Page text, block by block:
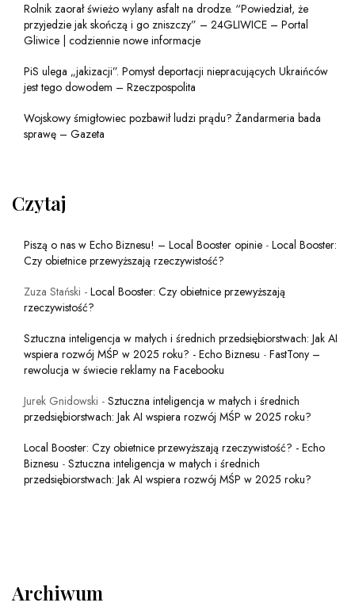
Rolnik zaorał świeżo wylany asfalt na drodze. “Powiedział, że
przyjedzie jak skończą i go zniszczy” – 24GLIWICE – Portal
Gliwice | codziennie nowe informacje
PiS ulega „jakizacji”. Pomysł deportacji niepracujących Ukraińców
jest tego dowodem – Rzeczpospolita
Wojskowy śmigłowiec pozbawił ludzi prądu? Żandarmeria bada
sprawę – Gazeta
Czytaj
Piszą o nas w Echo Biznesu! – Local Booster opinie - Local Booster:
Czy obietnice przewyższają rzeczywistość?
Zuza Stański - Local Booster: Czy obietnice przewyższają
rzeczywistość?
Sztuczna inteligencja w małych i średnich przedsiębiorstwach: Jak AI
wspiera rozwój MŚP w 2025 roku? - Echo Biznesu - FastTony –
rewolucja w świecie reklamy na Facebooku
Jurek Gnidowski - Sztuczna inteligencja w małych i średnich
przedsiębiorstwach: Jak AI wspiera rozwój MŚP w 2025 roku?
Local Booster: Czy obietnice przewyższają rzeczywistość? - Echo
Biznesu - Sztuczna inteligencja w małych i średnich
przedsiębiorstwach: Jak AI wspiera rozwój MŚP w 2025 roku?
Archiwum